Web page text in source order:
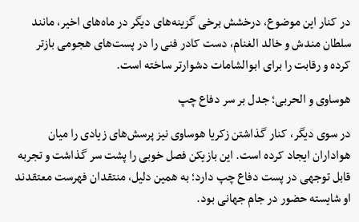
در کنار این موضوع، درخشش برخی گزینه‌های دیگر در ماه‌های اخیر، مانند
سلطان مندش و خالد الغنام، دست کادر فنی را در پست‌های هجومی بازتر
کرده و رقابت را برای ابوالشامات دشوارتر ساخته است.
هوساوی و الحربی؛ جدل بر سر دفاع چپ
در سوی دیگر، کنار گذاشتن زکریا هوساوی نیز پرسش‌های زیادی را میان
هواداران ایجاد کرده است. این بازیکن فصل خوبی را پشت سر گذاشت و تجربه
قابل توجهی در پست دفاع چپ دارد؛ به همین دلیل، منتقدان فهرست معتقدند
او شایسته حضور در جام جهانی بود.